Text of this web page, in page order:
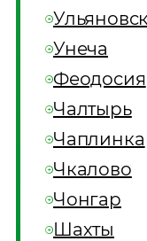
Унеча
Феодосия
Чалтырь
Чаплинка
Чкалово
Чонгар
Шахты